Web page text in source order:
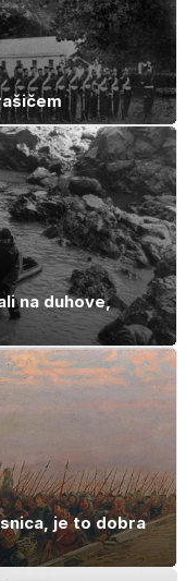
na duhove,
je to dobra